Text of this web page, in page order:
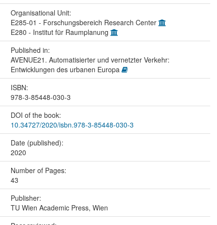
Organisational Unit:
E285-01 - Forschungsbereich Research Center
E280 - Institut für Raumplanung
Published in:
AVENUE21. Automatisierter und vernetzter Verkehr:
Entwicklungen des urbanen Europa
ISBN:
978-3-85448-030-3
DOI of the book:
10.34727/2020/isbn.978-3-85448-030-3
Date (published):
2020
Number of Pages:
43
Publisher:
TU Wien Academic Press, Wien